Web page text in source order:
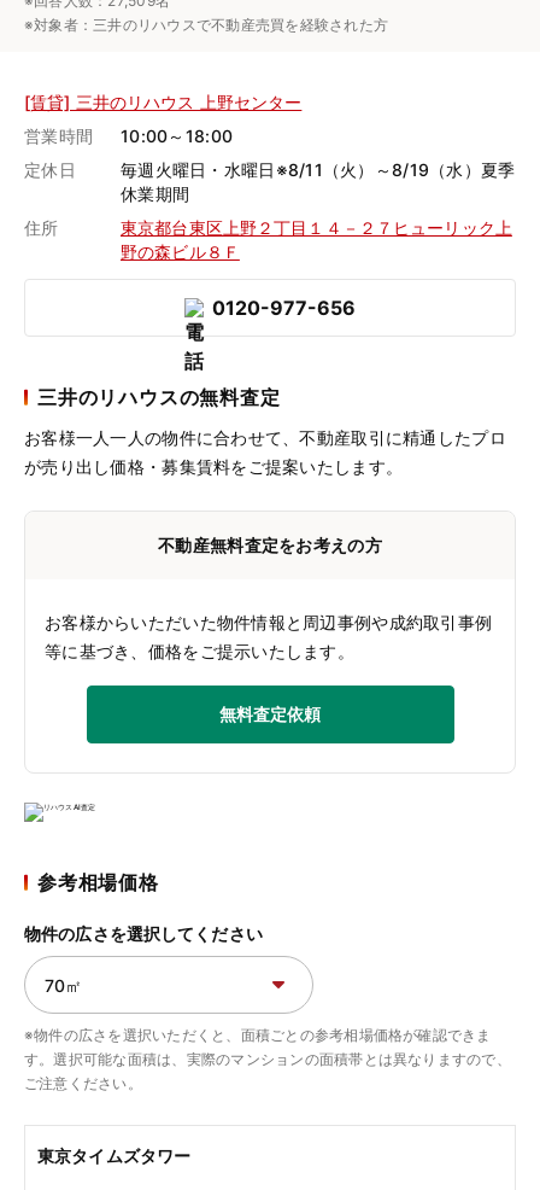
※対象者：三井のリハウスで不動産売買を経験された方
[賃貸] 三井のリハウス 上野センター
営業時間
10:00～18:00
定休日
毎週火曜日・水曜日※8/11（火）～8/19（水）夏季
休業期間
住所
東京都台東区上野２丁目１４－２７ヒューリック上
野の森ビル８Ｆ
0120-977-656
三井のリハウスの無料査定
お客様一人一人の物件に合わせて、不動産取引に精通したプロ
が売り出し価格・募集賃料をご提案いたします。
不動産無料査定をお考えの方
お客様からいただいた物件情報と周辺事例や成約取引事例
等に基づき、価格をご提示いたします。
無料査定依頼
参考相場価格
東京タイムズタワー
物件の広さを選択してください
※物件の広さを選択いただくと、面積ごとの参考相場価格が確認できま
す。選択可能な面積は、実際のマンションの面積帯とは異なりますので、
ご注意ください。